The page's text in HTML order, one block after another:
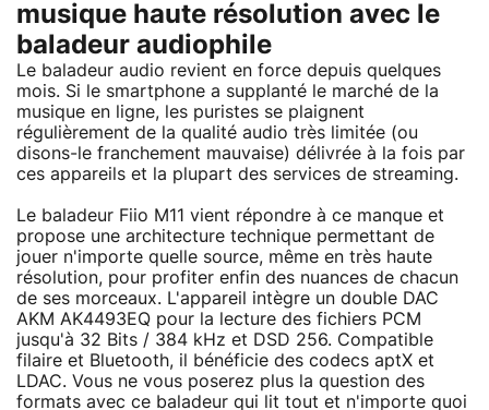
musique haute résolution avec le
baladeur audiophile
Le baladeur audio revient en force depuis quelques
mois. Si le smartphone a supplanté le marché de la
musique en ligne, les puristes se plaignent
régulièrement de la qualité audio très limitée (ou
disons-le franchement mauvaise) délivrée à la fois par
ces appareils et la plupart des services de streaming.
Le baladeur Fiio M11 vient répondre à ce manque et
propose une architecture technique permettant de
jouer n'importe quelle source, même en très haute
résolution, pour profiter enfin des nuances de chacun
de ses morceaux. L'appareil intègre un double DAC
AKM AK4493EQ pour la lecture des fichiers PCM
jusqu'à 32 Bits / 384 kHz et DSD 256. Compatible
filaire et Bluetooth, il bénéficie des codecs aptX et
LDAC. Vous ne vous poserez plus la question des
formats avec ce baladeur qui lit tout et n'importe quoi